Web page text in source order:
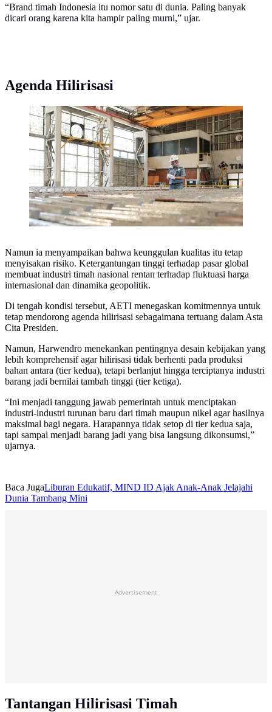
“Brand timah Indonesia itu nomor satu di dunia. Paling banyak
dicari orang karena kita hampir paling murni,” ujar.
Agenda Hilirisasi
sumber : timah.com
Namun ia menyampaikan bahwa keunggulan kualitas itu tetap
menyisakan risiko. Ketergantungan tinggi terhadap pasar global
membuat industri timah nasional rentan terhadap fluktuasi harga
internasional dan dinamika geopolitik.
Di tengah kondisi tersebut, AETI menegaskan komitmennya untuk
tetap mendorong agenda hilirisasi sebagaimana tertuang dalam Asta
Cita Presiden.
Namun, Harwendro menekankan pentingnya desain kebijakan yang
lebih komprehensif agar hilirisasi tidak berhenti pada produksi
bahan antara (tier kedua), tetapi berlanjut hingga terciptanya industri
barang jadi bernilai tambah tinggi (tier ketiga).
“Ini menjadi tanggung jawab pemerintah untuk menciptakan
industri-industri turunan baru dari timah maupun nikel agar hasilnya
maksimal bagi negara. Harapannya tidak setop di tier kedua saja,
tapi sampai menjadi barang jadi yang bisa langsung dikonsumsi,”
ujarnya.
Baca JugaLiburan Edukatif, MIND ID Ajak Anak-Anak Jelajahi
Dunia Tambang Mini
Advertisement
Tantangan Hilirisasi Timah